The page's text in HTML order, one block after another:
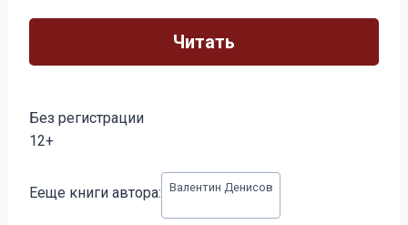
Читать
Без регистрации
12+
записи:
Ееще книги автора: Валентин Денисов